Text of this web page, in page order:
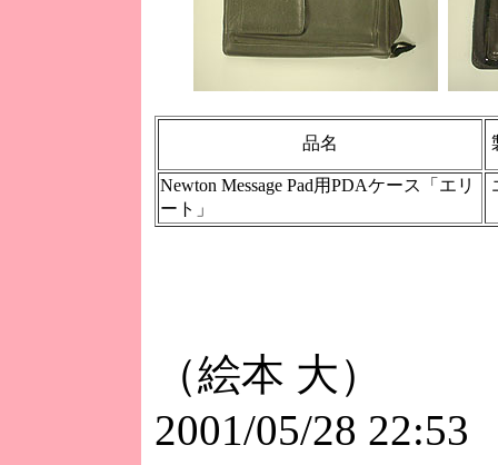
品名
Newton Message Pad用PDAケース「エリ
ート」
（絵本 大）
2001/05/28 22:53